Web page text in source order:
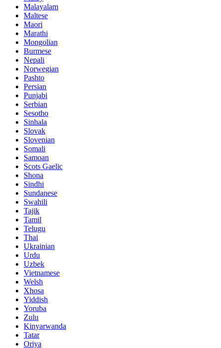
Malayalam
Maltese
Maori
Marathi
Mongolian
Burmese
Nepali
Norwegian
Pashto
Persian
Punjabi
Serbian
Sesotho
Sinhala
Slovak
Slovenian
Somali
Samoan
Scots Gaelic
Shona
Sindhi
Sundanese
Swahili
Tajik
Tamil
Telugu
Thai
Ukrainian
Urdu
Uzbek
Vietnamese
Welsh
Xhosa
Yiddish
Yoruba
Zulu
Kinyarwanda
Tatar
Oriya